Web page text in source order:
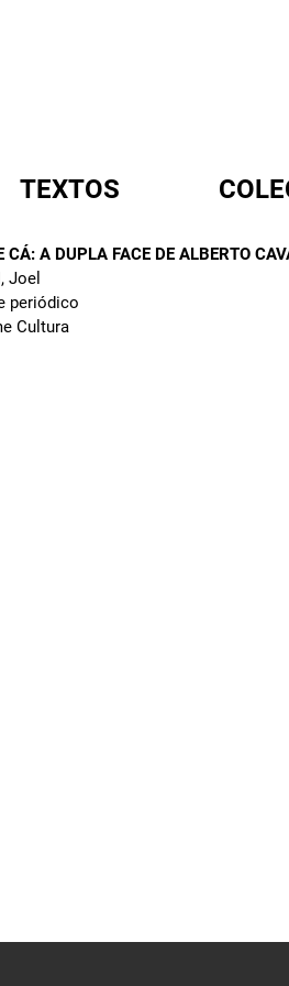
TEXTOS
CÁ: A DUPLA FACE DE ALBERTO
Joel
periódico
Cultura